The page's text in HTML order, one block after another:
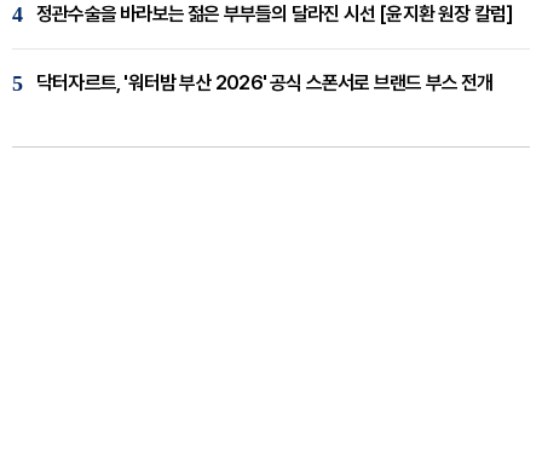
4 정관수술을 바라보는 젊은 부부들의 달라진 시선 [윤지환 원장 칼럼]
5 닥터자르트, '워터밤 부산 2026' 공식 스폰서로 브랜드 부스 전개